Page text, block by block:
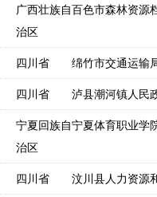
广西壮族自
治区
百色市森林资源
四川省 绵竹市交通运输
四川省 泸县潮河镇人民
宁夏回族自
治区
宁夏体育职业学
四川省